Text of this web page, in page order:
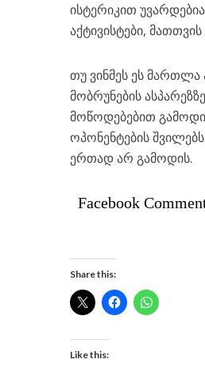
ისტერიკით
აქტივისტები,
თუ ვინმეს ეს
მობრუნების
მოწოდებებით
ოპონენტების
ერთად არ გამოდის.
Facebook
Share this:
Like this: